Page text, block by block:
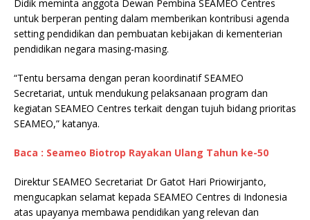
Didik meminta anggota Dewan Pembina SEAMEO Centres
untuk berperan penting dalam memberikan kontribusi agenda
setting pendidikan dan pembuatan kebijakan di kementerian
pendidikan negara masing-masing.
“Tentu bersama dengan peran koordinatif SEAMEO
Secretariat, untuk mendukung pelaksanaan program dan
kegiatan SEAMEO Centres terkait dengan tujuh bidang prioritas
SEAMEO,” katanya.
Baca : Seameo Biotrop Rayakan Ulang Tahun ke-50
Direktur SEAMEO Secretariat Dr Gatot Hari Priowirjanto,
mengucapkan selamat kepada SEAMEO Centres di Indonesia
atas upayanya membawa pendidikan yang relevan dan